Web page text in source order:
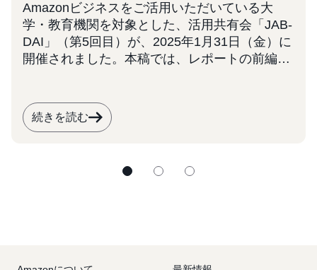
Amazonビジネスをご活用いただいている大
学・教育機関を対象とした、活用共有会「JAB-
DAI」（第5回目）が、2025年1月31日（金）に
開催されました。本稿では、レポートの前編と
学・学校法人での業務効率化にご関心をお持ち
の皆様は、ぜひ本事例を参考に、次回の共有会
続きを読む